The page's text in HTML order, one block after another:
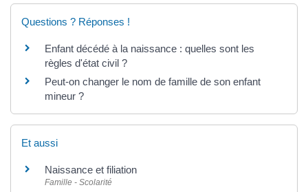
Questions ? Réponses !
Enfant décédé à la naissance : quelles sont les
règles d'état civil ?
Peut-on changer le nom de famille de son enfant
mineur ?
Et aussi
Naissance et filiation
Famille - Scolarité